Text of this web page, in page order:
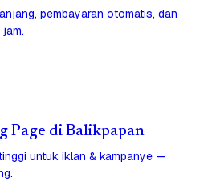
pembayaran otomatis, dan
Page di Balikpapan
untuk iklan & kampanye —